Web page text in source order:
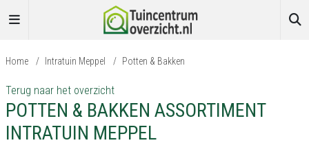
Home / Intratuin Meppel / Potten & Bakken
Terug naar het overzicht
POTTEN & BAKKEN ASSORTIMENT
INTRATUIN MEPPEL